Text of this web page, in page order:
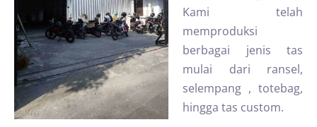
Kami telah
memproduksi
berbagai jenis tas
mulai dari ransel,
selempang , totebag,
hingga tas custom.